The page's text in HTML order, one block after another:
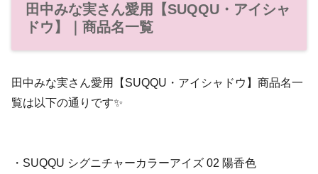
田中みな実さん愛用【SUQQU・アイシャ
ドウ】｜商品名一覧
田中みな実さん愛用【SUQQU・アイシャドウ】商品名一
覧は以下の通りです✨
・SUQQU シグニチャーカラーアイズ 02 陽香色